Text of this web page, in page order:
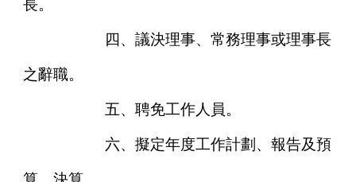
長。
四、議決理事、常務理事或理事長
之辭職。
五、聘免工作人員。
六、擬定年度工作計劃、報告及預